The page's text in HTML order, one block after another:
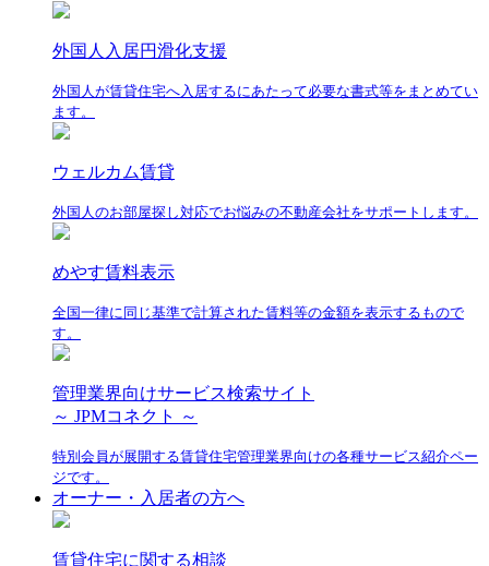
外国人入居円滑化支援
外国人が賃貸住宅へ入居するにあたって必要な書式等をまとめてい
ます。
ウェルカム賃貸
外国人のお部屋探し対応でお悩みの不動産会社をサポートします。
めやす賃料表示
全国一律に同じ基準で計算された賃料等の金額を表示するもので
す。
管理業界向けサービス検索サイト
～ JPMコネクト ～
特別会員が展開する賃貸住宅管理業界向けの各種サービス紹介ペー
ジです。
オーナー・入居者の方へ
賃貸住宅に関する相談